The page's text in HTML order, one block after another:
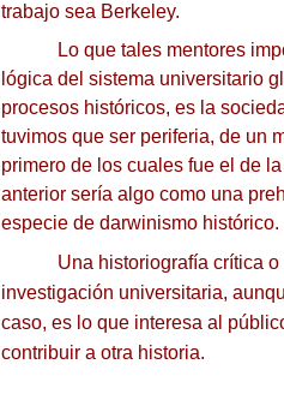
trabajo sea Berkeley.
Lo que tales mentores
lógica del sistema universitario
procesos históricos, es la
tuvimos que ser periferia, de un
primero de los cuales fue el de
anterior sería algo como una
especie de darwinismo histórico.
Una historiografía crítica
investigación universitaria,
caso, es lo que interesa al
contribuir a otra historia.